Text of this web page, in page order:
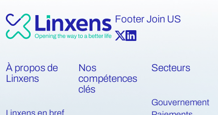
Footer Join US
À propos de
Linxens
Linxens en bref
Nos
compétences
clés
Secteurs
Gouvernement